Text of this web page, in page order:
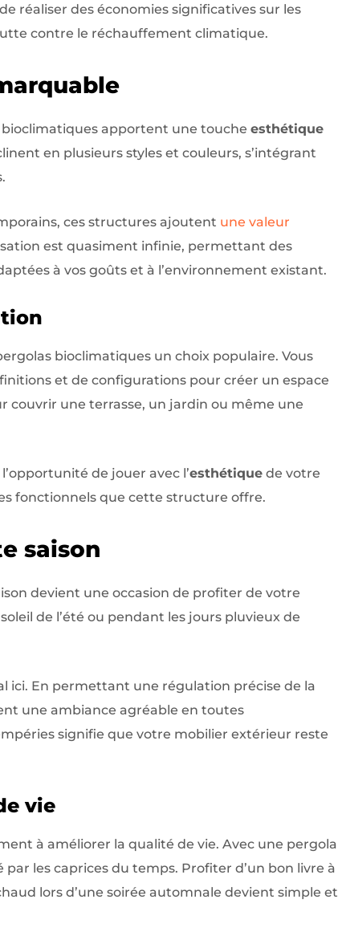
réaliser des économies significatives sur les
contre le réchauffement climatique.
apportent une touche esthétique
en plusieurs styles et couleurs, s’intégrant
ces structures ajoutent une valeur
est quasiment infinie, permettant des
à vos goûts et à l’environnement existant.
bioclimatiques un choix populaire. Vous
et de configurations pour créer un espace
couvrir une terrasse, un jardin ou même une
de jouer avec l’esthétique de votre
fonctionnels que cette structure offre.
saison
devient une occasion de profiter de votre
de l’été ou pendant les jours pluvieux de
ici. En permettant une régulation précise de la
une ambiance agréable en toutes
signifie que votre mobilier extérieur reste
vie
à améliorer la qualité de vie. Avec une pergola
les caprices du temps. Profiter d’un bon livre à
lors d’une soirée automnale devient simple et